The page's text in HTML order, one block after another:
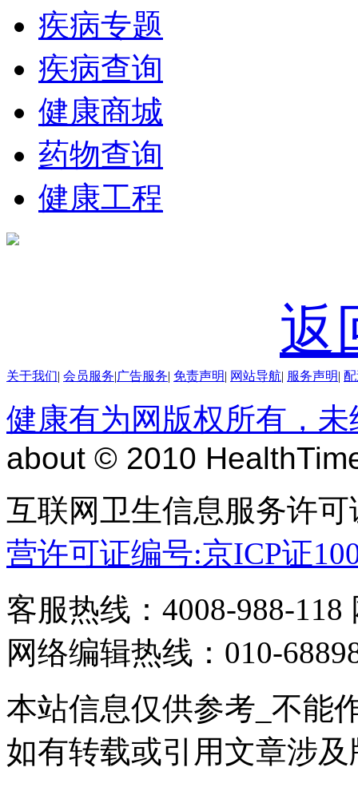
疾病专题
疾病查询
健康商城
药物查询
健康工程
返
关于我们| 会员服务|广告服务| 免责声明| 网站导航| 服务声明|
健康有为网版权所有，
about © 2010
互联网卫生信息服务许可
营许可证编号:京ICP证
客服热线：4008-988-
网络编辑热线：010-
本站信息仅供参考_不能
如有转载或引用文章涉